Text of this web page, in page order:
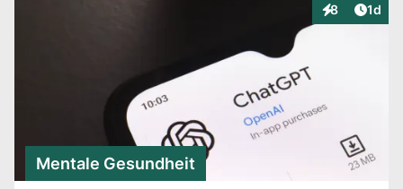
8
Interaktionen
1d
Mentale Gesundheit